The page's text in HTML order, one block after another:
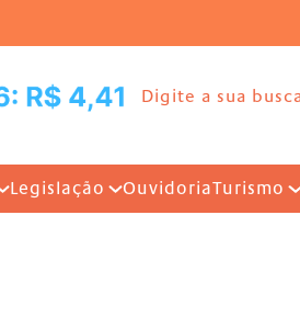
Legislação OuvidoriaTurismo